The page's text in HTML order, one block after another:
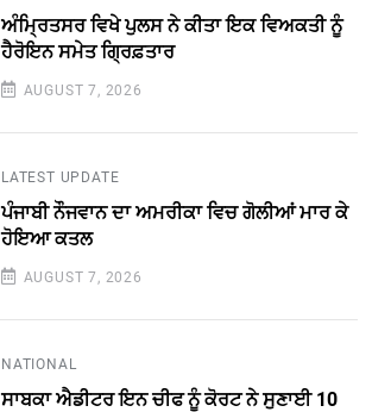
ਅੰਮ੍ਰਿਤਸਰ ਵਿਖੇ ਪੁਲਸ ਨੇ ਕੀਤਾ ਇਕ ਵਿਅਕਤੀ ਨੂੰ
ਹੈਰੋਇਨ ਸਮੇਤ ਗ੍ਰਿਫ਼ਤਾਰ
AUGUST 7, 2026
LATEST UPDATE
ਪੰਜਾਬੀ ਨੌਜਵਾਨ ਦਾ ਅਮਰੀਕਾ ਵਿਚ ਗੋਲੀਆਂ ਮਾਰ ਕੇ
ਹੋਇਆ ਕਤਲ
AUGUST 7, 2026
NATIONAL
ਸਾਬਕਾ ਐਡੀਟਰ ਇਨ ਚੀਫ ਨੂੰ ਕੋਰਟ ਨੇ ਸੁਣਾਈ 10